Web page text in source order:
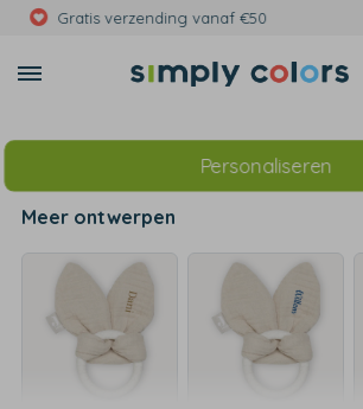
Met foto's, eigen tekst of
Personaliseren
Meer ontwerpen